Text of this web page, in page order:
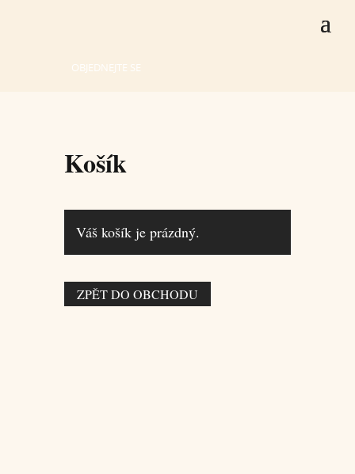
OBJEDNEJTE SE
Košík
Váš košík je prázdný.
ZPĚT DO OBCHODU